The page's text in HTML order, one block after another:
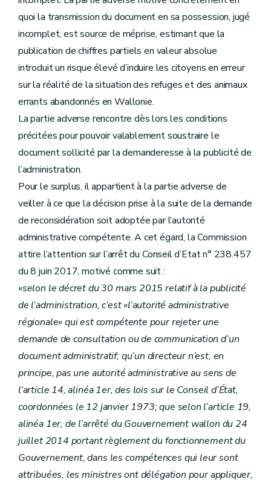
quoi la transmission du document en sa possession, jugé
incomplet, est source de méprise, estimant que la
publication de chiffres partiels en valeur absolue
introduit un risque élevé d’induire les citoyens en erreur
sur la réalité de la situation des refuges et des animaux
errants abandonnés en Wallonie.
La partie adverse rencontre dès lors les conditions
précitées pour pouvoir valablement soustraire le
document sollicité par la demanderesse à la publicité de
l’administration.
Pour le surplus, il appartient à la partie adverse de
veiller à ce que la décision prise à la suite de la demande
de reconsidération soit adoptée par l’autorité
administrative compétente. A cet égard, la Commission
attire l’attention sur l’arrêt du Conseil d’Etat n° 238.457
du 8 juin 2017, motivé comme suit :
«selon le décret du 30 mars 2015 relatif à la publicité
de l’administration, c’est «l’autorité administrative
régionale» qui est compétente pour rejeter une
demande de consultation ou de communication d’un
document administratif; qu’un directeur n’est, en
principe, pas une autorité administrative au sens de
l’article 14, alinéa 1er, des lois sur le Conseil d’État,
coordonnées le 12 janvier 1973; que selon l’article 19,
alinéa 1er, de l’arrêté du Gouvernement wallon du 24
juillet 2014 portant règlement du fonctionnement du
Gouvernement, dans les compétences qui leur sont
attribuées, les ministres ont délégation pour appliquer,